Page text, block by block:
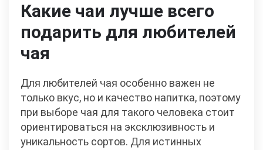
Какие чаи лучше всего
подарить для любителей
чая
Для любителей чая особенно важен не
только вкус, но и качество напитка, поэтому
при выборе чая для такого человека стоит
ориентироваться на эксклюзивность и
уникальность сортов. Для истинных